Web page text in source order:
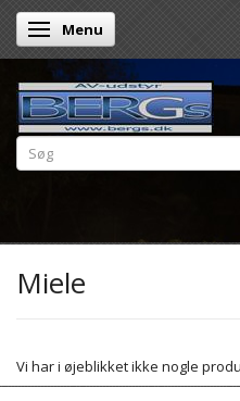
Skifte navigation
Menu
Miele
Vi har i øjeblikket ikke nogle